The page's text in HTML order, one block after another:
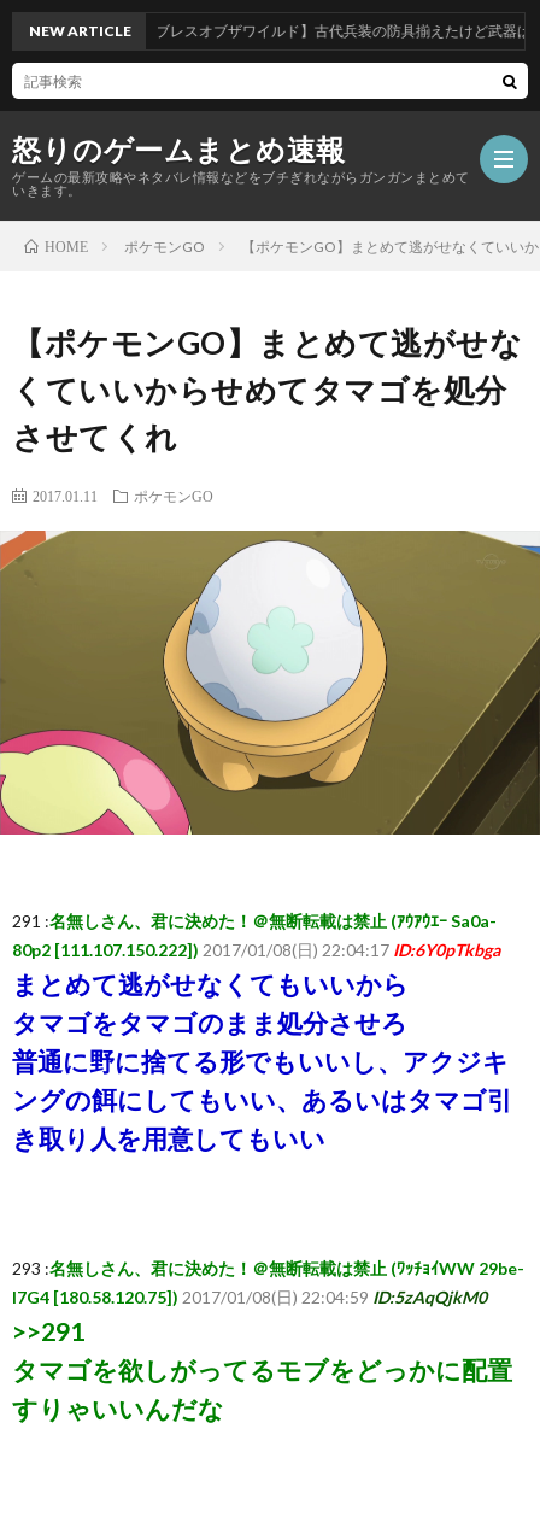
怒りのゲームまとめ速報
ゲームの最新攻略やネタバレ情報などをブチぎれながらガンガンまとめて
いきます。
り
ー
ま
め
一
互
NEW ARTICLE【ブレスオブザワイルド】古代兵装の防具揃えたけど武器はどれ
HOME ポケモンGO 【ポケモンGO】まとめて逃がせなくていい
【ポケモンGO】まとめて逃がせな
くていいからせめてタマゴを処分
させてくれ
2017.01.11 ポケモンGO
291 :名無しさん、君に決めた！＠無断転載は禁止 (ｱｳｱｳｴｰ Sa0a-
80p2 [111.107.150.222]) 2017/01/08(日) 22:04:17 ID:6Y0pTkbga
まとめて逃がせなくてもいいから
タマゴをタマゴのまま処分させろ
普通に野に捨てる形でもいいし、アクジキ
ングの餌にしてもいい、あるいはタマゴ引
き取り人を用意してもいい
293 :名無しさん、君に決めた！＠無断転載は禁止 (ﾜｯﾁｮｲWW 29be-
I7G4 [180.58.120.75]) 2017/01/08(日) 22:04:59 ID:5zAqQjkM0
>>291
タマゴを欲しがってるモブをどっかに配置
すりゃいいんだな